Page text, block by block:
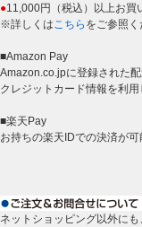
●11,000円（税込）以上お買
※詳しくは こちら をご参照く
■Amazon Pay
Amazon.co.jpに登録された
クレジットカード情報を利用
■楽天Pay
お持ちの楽天IDでの決済が
ネットショッピング以外に